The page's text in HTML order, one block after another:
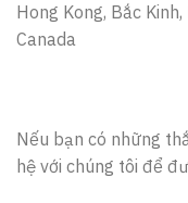
Hong Kong, Bắc
Canada
Nếu bạn có những
hệ với chúng tôi để